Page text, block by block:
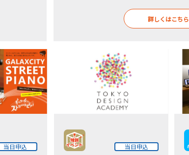
詳しくはこちら
当日申込 当日申込